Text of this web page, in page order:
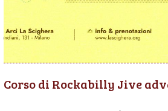
Corso di Rockabilly Jive